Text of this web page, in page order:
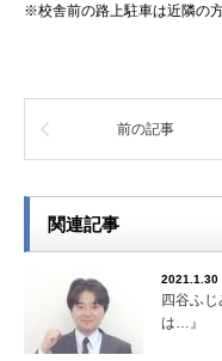
※校舎前の路上駐車は近隣の
前の記事
関連記事
2021.1.30
四谷ふ
は…』